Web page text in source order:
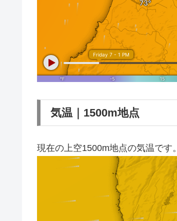
気温｜1500m地点
現在の上空1500m地点の気温です。